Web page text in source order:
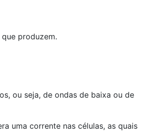
produzem.
ou seja, de ondas de baixa ou de
uma corrente nas células, as quais